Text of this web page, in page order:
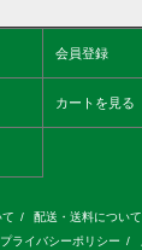
会員登録
カートを見る
/ 配送・送料について
プライバシーポリシー /